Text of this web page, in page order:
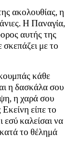
ακολουθίας, η
Η Παναγία,
αυτής της
με το
κάθε
η δασκάλα σου
η χαρά σου
είπε το
εσύ καλείσαι να
το θέλημά